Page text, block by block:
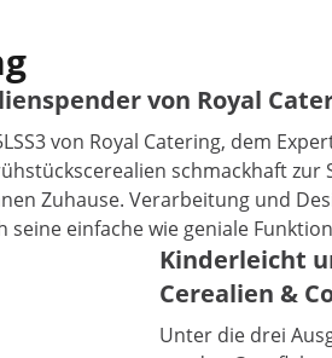
von Royal
von Royal Catering, dem
schmackhaft
Zuhause. Verarbeitung und
einfache wie geniale
Kinderleicht
Cerealien &
Unter die drei